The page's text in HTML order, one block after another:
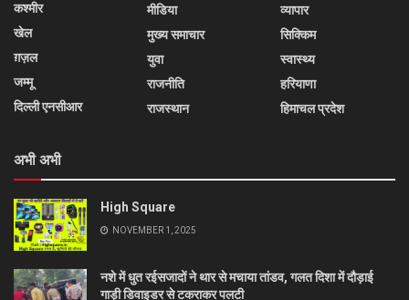
कश्मीर
खेल
ग़ज़ल
जम्मू
दिल्ली एनसीआर
मीडिया
मुख्य समाचार
युवा
राजनीति
राजस्थान
व्यापार
सिक्किम
स्वास्थ्य
हरियाणा
हिमाचल प्रदेश
अभी अभी
High Square
NOVEMBER 1, 2025
नशे में धुत रईसजादों ने थार से मचाया तांडव, गलत दिशा में दौड़ाई
गाड़ी डिवाइडर से टकराकर पलटी